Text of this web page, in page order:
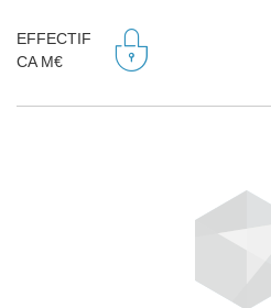
EFFECTIF
CA M€